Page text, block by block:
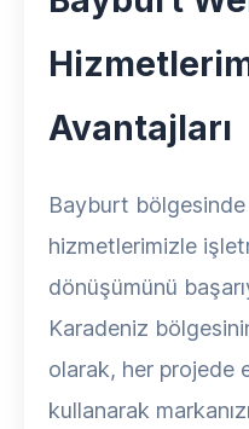
Avantajları
Bayburt bölgesinde
hizmetlerimizle
dönüşümünü
Karadeniz
olarak, her projede
kullanarak